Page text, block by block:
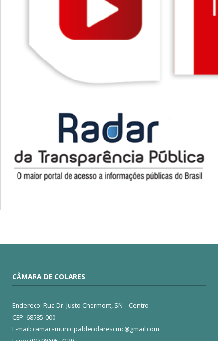
CÂMARA DE COLARES
Endereço: Rua Dr. Justo Chermont, SN – Centro
CEP: 68785-000
E-mail: camaramunicipaldecolarescmc@gmail.com